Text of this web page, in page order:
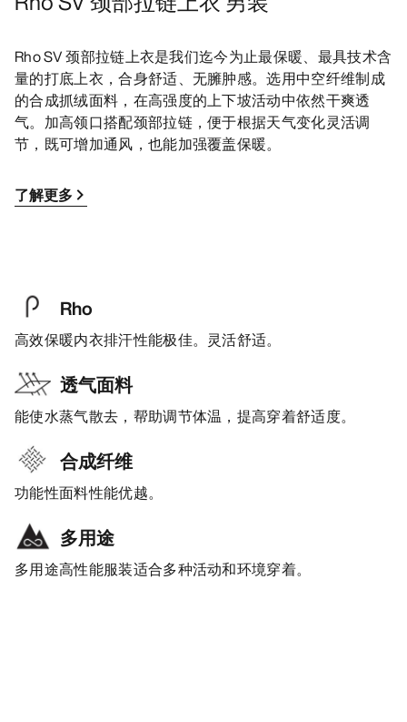
Rho SV 颈部拉链上衣是我们迄今为止最保暖、最具技术含
量的打底上衣，合身舒适、无臃肿感。选用中空纤维制成
的合成抓绒面料，在高强度的上下坡活动中依然干爽透
气。加高领口搭配颈部拉链，便于根据天气变化灵活调
节，既可增加通风，也能加强覆盖保暖。
了解更多
Rho
高效保暖内衣排汗性能极佳。灵活舒适。
透气面料
能使水蒸气散去，帮助调节体温，提高穿着舒适度。
合成纤维
功能性面料性能优越。
多用途
多用途高性能服装适合多种活动和环境穿着。